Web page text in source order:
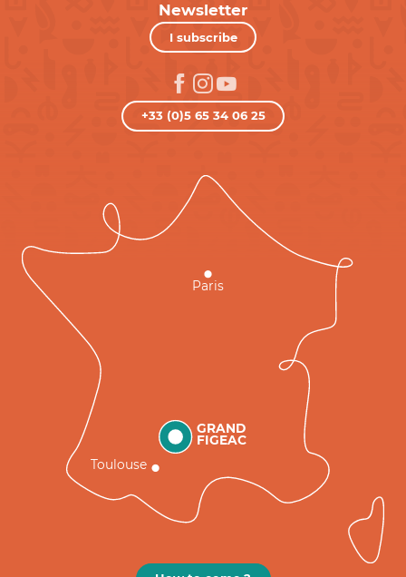
Newsletter
I subscribe
+33 (0)5 65 34 06 25
GRAND
FIGEAC
Toulouse
Paris